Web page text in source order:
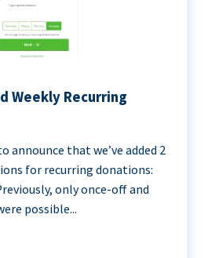
Weekly Recurring
announce that we’ve added 2
for recurring donations:
only once-off and
possible...